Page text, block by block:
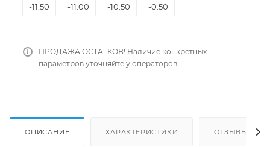
-11.50
-11.00 -10.50 -0.50
ПРОДАЖА ОСТАТКОВ! Наличие конкретных
параметров уточняйте у операторов.
ОПИСАНИЕ ХАРАКТЕРИСТИКИ ОТЗЫВЫ